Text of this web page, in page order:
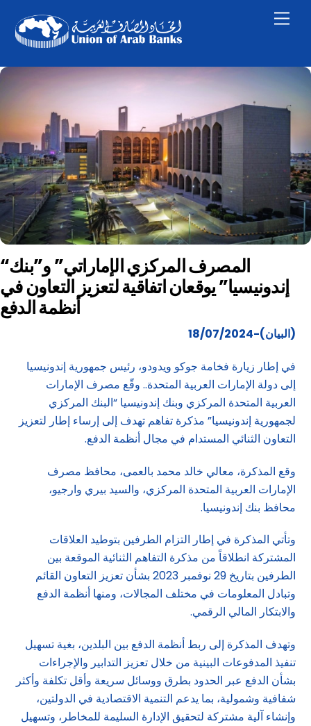
content
“المصرف المركزي الإماراتي” و”بنك
إندونيسيا” يوقعان اتفاقية لتعزيز التعاون في
أنظمة الدفع
(البيان)-18/07/2024
في إطار زيارة فخامة جوكو ويدودو، رئيس جمهورية إندونيسيا
إلى دولة الإمارات العربية المتحدة.. وقّع مصرف الإمارات
العربية المتحدة المركزي وبنك إندونيسيا “البنك المركزي
لجمهورية إندونيسيا” مذكرة تفاهم تهدف إلى إرساء إطار لتعزيز
التعاون الثنائي المستدام في مجال أنظمة الدفع.
وقع المذكرة، معالي خالد محمد بالعمى، محافظ مصرف
الإمارات العربية المتحدة المركزي، والسيد بيري وارجيو،
محافظ بنك إندونيسيا.
وتأتي المذكرة في إطار التزام الطرفين بتوطيد العلاقات
المشتركة انطلاقاً من مذكرة التفاهم الثنائية الموقعة بين
الطرفين بتاريخ 29 نوفمبر 2023 بشأن تعزيز التعاون القائم
وتبادل المعلومات في مختلف المجالات، ومنها أنظمة الدفع
والابتكار المالي الرقمي.
وتهدف المذكرة إلى ربط أنظمة الدفع بين البلدين، بغية تسهيل
تنفيذ المدفوعات البينية من خلال تعزيز التدابير والإجراءات
بشأن الدفع عبر الحدود بطرق ووسائل سريعة وأقل تكلفة وأكثر
شفافية وشمولية، بما يدعم التنمية الاقتصادية في الدولتين،
وإنشاء آلية مشتركة لتحقيق الإدارة السليمة للمخاطر، وتسهيل